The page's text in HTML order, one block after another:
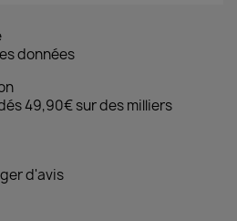
données
49,90€ sur des milliers
d'avis